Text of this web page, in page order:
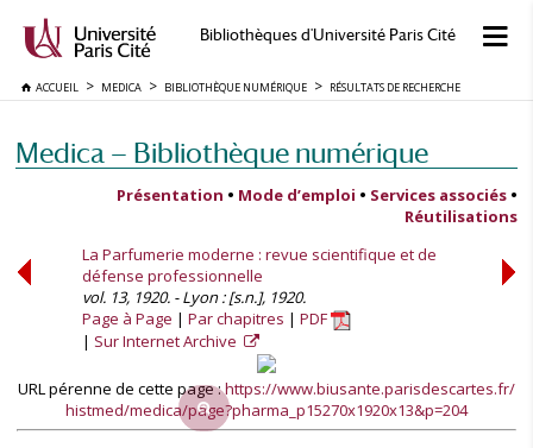
Bibliothèques d'Université Paris Cité
ACCUEIL MEDICA BIBLIOTHÈQUE NUMÉRIQUE RÉSULTATS DE RECHERCHE
Medica — Bibliothèque numérique
Présentation • Mode d’emploi • Services associés •
Réutilisations
La Parfumerie moderne : revue scientifique et de
défense professionnelle
vol. 13, 1920. - Lyon : [s.n.], 1920.
Page à Page
Par chapitres
PDF
Sur Internet Archive
URL pérenne de cette page :https://www.biusante.parisdescartes.fr/
histmed/medica/page?pharma_p15270x1920x13&p=204